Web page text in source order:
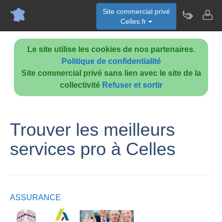
Le site utilise les cookies de nos partenaires.
Politique de confidentialité
Site commercial privé sans lien avec le site de la
collectivité Refuser et sortir
Site commercial privé
Celles.fr
Trouver les meilleurs
services pro à Celles
ASSURANCE